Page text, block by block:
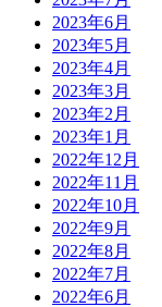
2023年6月
2023年5月
2023年4月
2023年3月
2023年2月
2023年1月
2022年12月
2022年11月
2022年10月
2022年9月
2022年8月
2022年7月
2022年6月